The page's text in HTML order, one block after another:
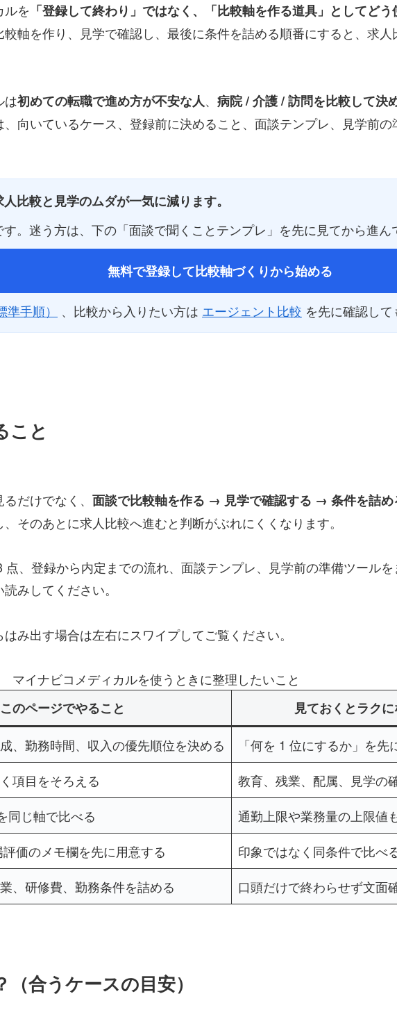
ルを 「登録して終わり」ではなく、「比較軸を作る道具」としてどう
軸を作り、見学で確認し、最後に条件を詰める順番にすると、求
は初めての転職で進め方が不安な人、 病院 / 介護 / 訪問を比較して決
向いているケース、登録前に決めること、面談テンプレ、見学前
比較と見学のムダが一気に減ります。
。迷う方は、下の「面談で聞くことテンプレ」を先に見てから進ん
無料で登録して比較軸づくりから始める
手順） 、比較から入りたい方は エージェント比較 を先に確認して
こと
だけでなく、 面談で比較軸を作る → 見学で確認する → 条件を詰め
そのあとに求人比較へ進むと判断がぶれにくくなります。
、登録から内定までの流れ、面談テンプレ、見学前の準備ツール
みしてください。
み出す場合は左右にスワイプしてご覧ください。
マイナビコメディカルを使うときに整理したいこと
このページでやること 見ておくとラク
、勤務時間、収入の優先順位を決める
「何を 1 位にするか」を先
項目をそろえる
教育、残業、配属、見学の
同じ軸で比べる
通勤上限や業務量の上限値
価のメモ欄を先に用意する
印象ではなく同条件で比べ
、研修費、勤務条件を詰める 口頭だけで終わらせず文面
合うケースの目安）